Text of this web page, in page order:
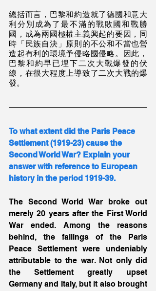
總括而言，巴黎和約造就了德國和意大
利分別成為了最不滿的戰敗國和戰勝
國，成為兩國極權主義興起的要因，同
時「民族自決」原則的不公和不當也營
造起有利的環境予侵略國侵略。因此，
巴黎和約早已埋下二次大戰爆發的伏
線，在很大程度上導致了二次大戰的爆
發。
To what extent did the Paris Peace
Settlement (1919-23) cause the
Second World War? Explain your
answer with reference to European
history in the period 1919-39.
The Second World War broke out
merely 20 years after the First World
War ended. Among the reasons
behind, the failings of the Paris
Peace Settlement were undeniably
attributable to the war. Not only did
the Settlement greatly upset
Germany and Italy, but it also brought